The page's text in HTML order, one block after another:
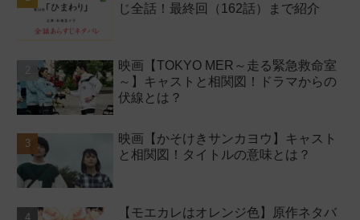
じ全話！最終回（162話）まで紹介
映画【TOKYO MER～走る緊急救命室
～】キャストと相関図！ドラマからの
伏線とは？
映画【かそけきサンカヨウ】キャスト
と相関図！タイトルの意味とは？
【モエカレはオレンジ色】原作ネタバ